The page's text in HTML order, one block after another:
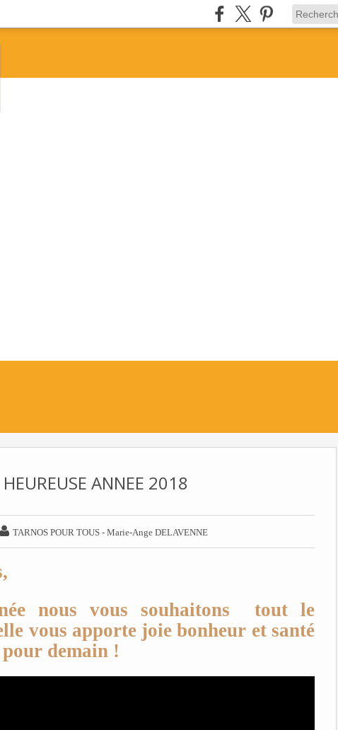
ANNEE 2018
 TARNOS POUR TOUS - Marie-Ange DELAVENNE
nous vous souhaitons tout le
vous apporte joie bonheur et santé
demain !